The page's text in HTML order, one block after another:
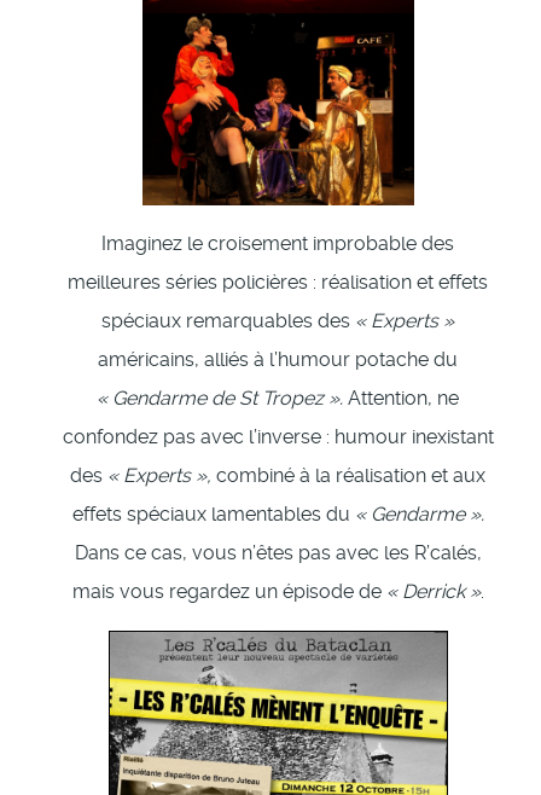
Imaginez le croisement improbable des
meilleures séries policières : réalisation et effets
spéciaux remarquables des « Experts »
américains, alliés à l’humour potache du
« Gendarme de St Tropez ». Attention, ne
confondez pas avec l’inverse : humour inexistant
des « Experts », combiné à la réalisation et aux
effets spéciaux lamentables du « Gendarme ».
Dans ce cas, vous n’êtes pas avec les R’calés,
mais vous regardez un épisode de « Derrick ».